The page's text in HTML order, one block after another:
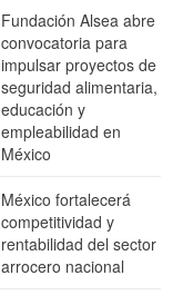
Fundación Alsea abre
convocatoria para
impulsar proyectos de
seguridad alimentaria,
educación y
empleabilidad en
México
México fortalecerá
competitividad y
rentabilidad del sector
arrocero nacional